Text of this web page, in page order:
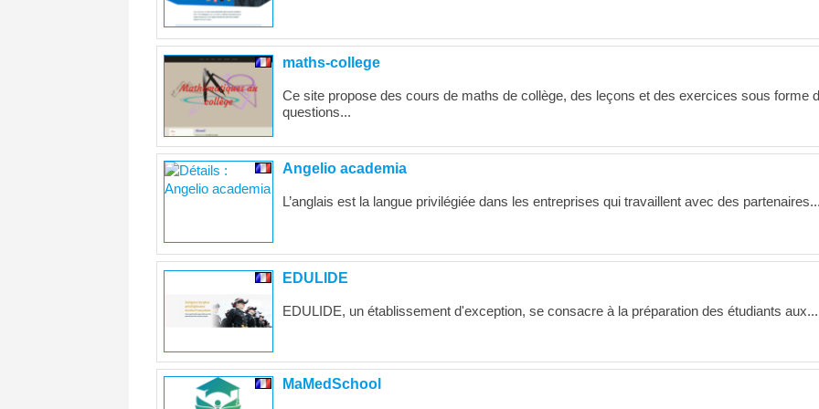
maths-college
Ce site propose des cours de maths de collège, des leçons et des exercices sous forme
questions...
Angelio academia
L’anglais est la langue privilégiée dans les entreprises qui travaillent avec des
EDULIDE
EDULIDE, un établissement d'exception, se consacre à la préparation des étudiants aux...
MaMedSchool